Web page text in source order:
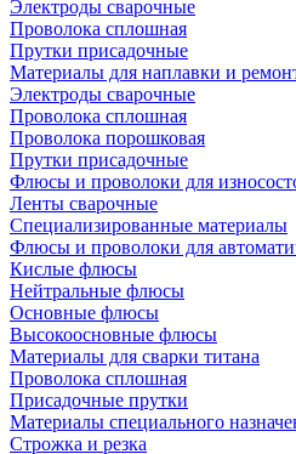
Электроды сварочные
Проволока сплошная
Прутки присадочные
Материалы для наплавки и
Электроды сварочные
Проволока сплошная
Проволока порошковая
Прутки присадочные
Флюсы и проволоки для
Ленты сварочные
Специализированные материалы
Флюсы и проволоки для
Кислые флюсы
Нейтральные флюсы
Основные флюсы
Высокоосновные флюсы
Материалы для сварки титана
Проволока сплошная
Присадочные прутки
Материалы специального
Строжка и резка